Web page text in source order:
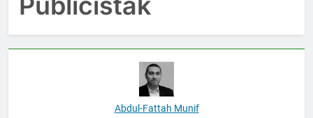
Abdul-Fattah Munif